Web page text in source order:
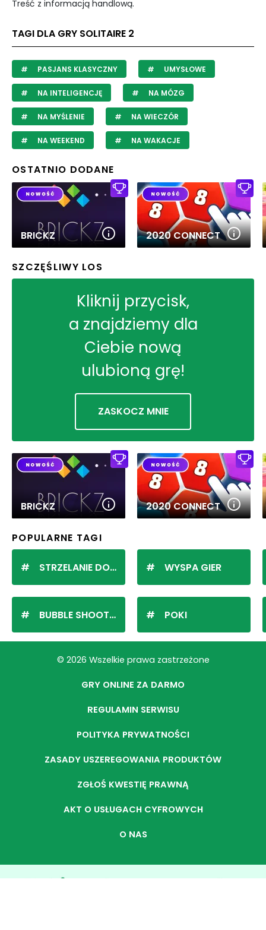
Treść z informacją handlową.
TAGI DLA GRY SOLITAIRE 2
PASJANS KLASYCZNY UMYSŁOWE
NA INTELIGENCJĘ NA MÓZG
NA MYŚLENIE NA WIECZÓR
NA WEEKEND NA WAKACJE
OSTATNIO DODANE
BRICKZ 2020 CONNECT
SZCZĘŚLIWY LOS
Kliknij przycisk,
a znajdziemy dla
Ciebie nową
ulubioną grę!
ZASKOCZ MNIE
BRICKZ 2020 CONNECT
POPULARNE TAGI
STRZELANIE DO KULEK
BUBBLE SHOOTER
WYSPA GIER
POKI
© 2026 Wszelkie prawa zastrzeżone
GRY ONLINE ZA DARMO
REGULAMIN SERWISU
POLITYKA PRYWATNOŚCI
ZASADY USZEREGOWANIA PRODUKTÓW
ZGŁOŚ KWESTIĘ PRAWNĄ
AKT O USŁUGACH CYFROWYCH
O NAS